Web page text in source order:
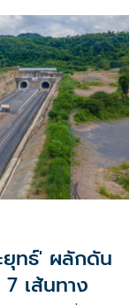
ยุทธ์' ผลักดัน
เส้นทาง